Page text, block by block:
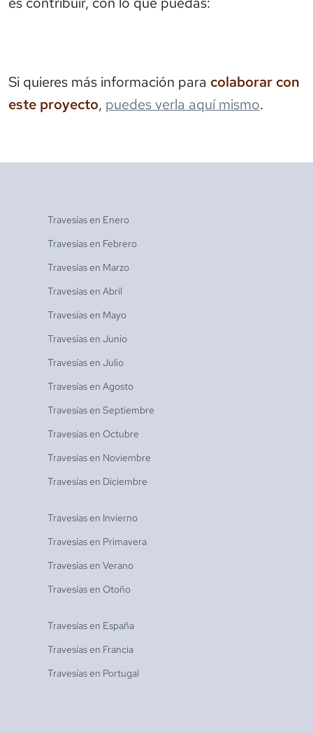
Si quieres más información para colaborar con
este proyecto, puedes verla aquí mismo.
Travesías en Enero
Travesías en Febrero
Travesías en Marzo
Travesías en Abril
Travesías en Mayo
Travesías en Junio
Travesías en Julio
Travesías en Agosto
Travesías en Septiembre
Travesías en Octubre
Travesías en Noviembre
Travesías en Diciembre
Travesías en Invierno
Travesías en Primavera
Travesías en Verano
Travesías en Otoño
Travesías en España
Travesías en Francia
Travesías en Portugal